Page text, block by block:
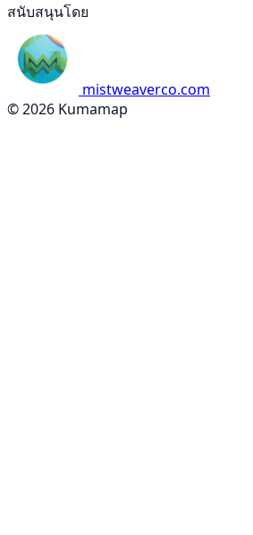
สนับสนุนโดย
mistweaverco.com
© 2026 Kumamap